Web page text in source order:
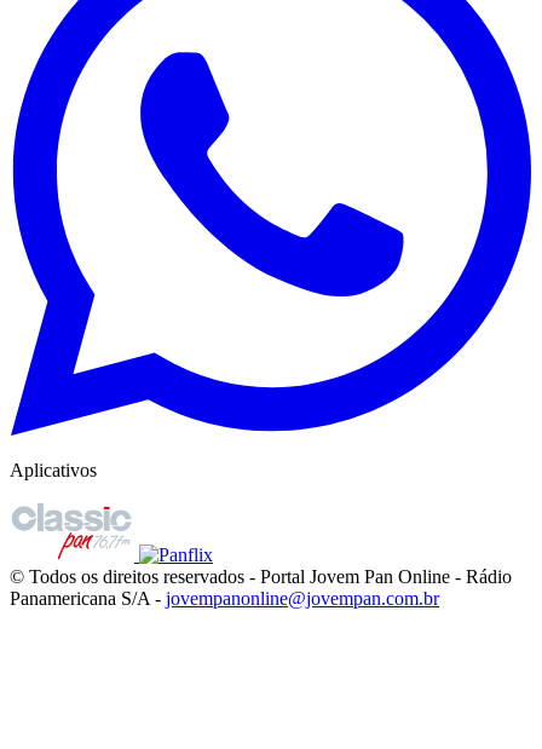
Aplicativos
© Todos os direitos reservados - Portal Jovem Pan Online - Rádio
Panamericana S/A - jovempanonline@jovempan.com.br